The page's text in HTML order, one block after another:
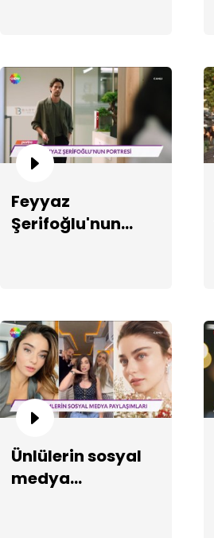
Feyyaz
Şerifoğlu'nun
Ünlülerin sosyal
medya